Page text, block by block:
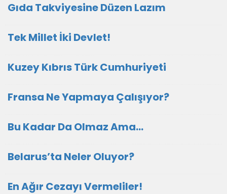
Gıda Takviyesine Düzen Lazım
Tek Millet İki Devlet!
Kuzey Kıbrıs Türk Cumhuriyeti
Fransa Ne Yapmaya Çalışıyor?
Bu Kadar Da Olmaz Ama…
Belarus’ta Neler Oluyor?
En Ağır Cezayı Vermeliler!